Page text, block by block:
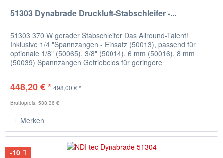
51303 Dynabrade Druckluft-Stabschleifer -...
51303 370 W gerader Stabschleifer Das Allround-Talent!
Inklusive 1/4 "Spannzangen - Einsatz (50013), passend für
optionale 1/8" (50065), 3/8" (50014), 6 mm (50016), 8 mm
(50039) Spannzangen Getriebelos für geringere
448,20 € * 498,00 € *
Bruttopreis: 533,36 €
Merken
-10